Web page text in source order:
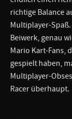
richtige Balance
Multiplayer-
Beiwerk, genau
Mario Kart-Fans,
gespielt haben,
Multiplayer-
Racer überhaupt.